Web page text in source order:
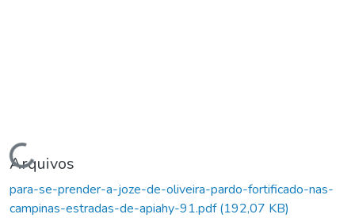
Carregando...
Arquivos
para-se-prender-a-joze-de-oliveira-pardo-fortificado-nas-
campinas-estradas-de-apiahy-91.pdf(192,07 KB)